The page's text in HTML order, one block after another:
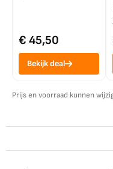
€ 45,50
Bekijk deal
Prijs en voorraad kunnen